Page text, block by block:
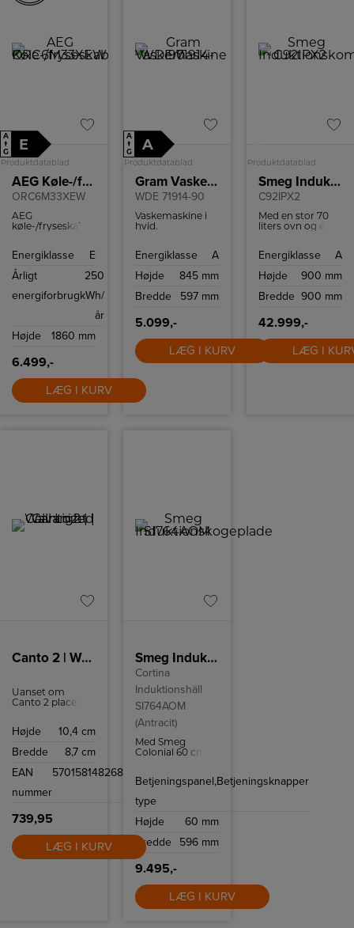
rengøring og
vedligeholdelse.
Den elektroniske
A
↑
G
E
Produktdatablad
AEG Køle-/fryseskab
ORC6M33XEW
AEG
køle-/fryseskab
Energiklasse
E
Årligt
energiforbrug
250
kWh/
år
Højde
1860 mm
6.499,-
LÆG I KURV
A
↑
G
A
Produktdatablad
Gram Vaskemaskine
WDE 71914-90
Vaskemaskine i
hvid.
tidsforskudt start
resttidsindikation.
automatisk
Energiklasse
A
Højde
845 mm
Bredde
597 mm
5.099,-
LÆG I KURV
Produktdatablad
Smeg Induktionskomfur
C92IPX2
Med en stor 70
liters ovn og en
udstyret til at
varieret menu.
en varmluftsovn
varmefordeling,
mens den ekstra
ovn er traditionel,
perfekt til retter,
der kræver en
Energiklasse
A
Højde
900 mm
Bredde 900 mm
42.999,-
LÆG I
Canto 2 | Wall Light | Galvanized
Uanset om
Canto 2 placeres
helt speciel
Højde
10,4 cm
Bredde
8,7 cm
EAN
nummer
5701581482685
739,95
LÆG I KURV
Smeg Induktionskogeplade SI764AOM
Cortina
Induktionshäll
SI764AOM
(Antracit)
Med Smeg
Colonial 60 cm
du tilberede mad
takket være 4
og flere intuitive
funktioner som
Quickstart og
Powerboost.
Betjeningspanel,
type
Betjeningsknapper
Højde
60 mm
Bredde
596 mm
9.495,-
LÆG I KURV